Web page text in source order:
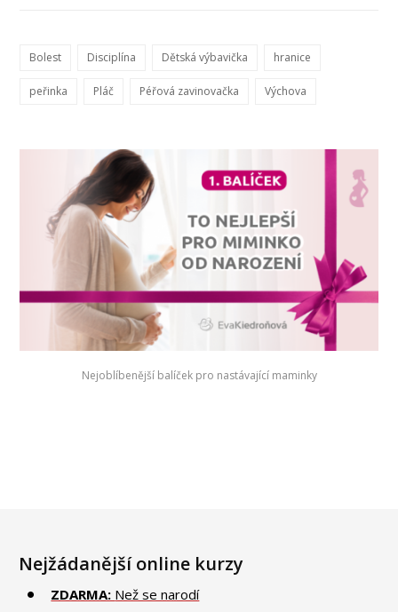
Bolest Disciplína Dětská výbavička hranice
peřinka Pláč Péřová zavinovačka Výchova
Nejoblíbenější balíček pro nastávající maminky
Nejžádanější online kurzy
ZDARMA: Než se narodí